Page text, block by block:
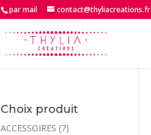
par mail contact@thyliacreations.fr
Choix produit
ACCESSOIRES (7)